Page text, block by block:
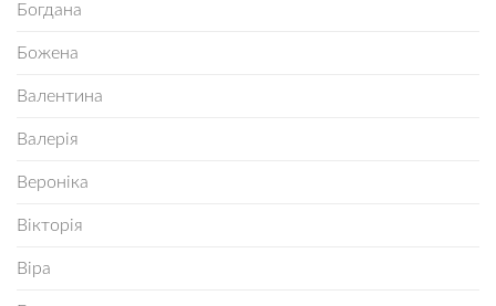
Богдана
Божена
Валентина
Валерія
Вероніка
Вікторія
Віра